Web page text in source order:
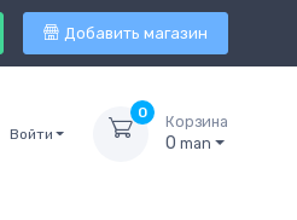
Добавить магазин
Войти
0
Корзина
0 man